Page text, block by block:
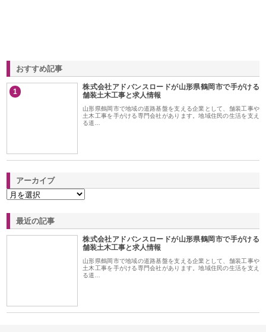
おすすめ記事
1
株式会社アドバンスロードが山形県鶴岡市で手がける
舗装土木工事と求人情報
山形県鶴岡市で地域の道路基盤を支える企業として、舗装工事や
土木工事を手がける専門会社があります。地域住民の生活を支え
る道…
アーカイブ
最近の記事
株式会社アドバンスロードが山形県鶴岡市で手がける
舗装土木工事と求人情報
山形県鶴岡市で地域の道路基盤を支える企業として、舗装工事や
土木工事を手がける専門会社があります。地域住民の生活を支え
る道…